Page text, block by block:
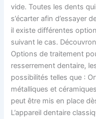
vide. Toutes les dents
s’écarter afin d’essayer
il existe différentes
suivant le cas.
Options de traitement
resserrement dentaire,
possibilités telles que :
métalliques et
peut être mis en place
L’appareil dentaire